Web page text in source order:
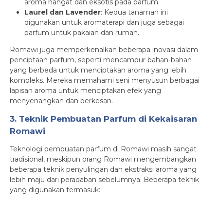
aroma hangat dan eksotis pada parfum.
Laurel dan Lavender: Kedua tanaman ini
digunakan untuk aromaterapi dan juga sebagai
parfum untuk pakaian dan rumah.
Romawi juga memperkenalkan beberapa inovasi dalam
penciptaan parfum, seperti mencampur bahan-bahan
yang berbeda untuk menciptakan aroma yang lebih
kompleks. Mereka memahami seni menyusun berbagai
lapisan aroma untuk menciptakan efek yang
menyenangkan dan berkesan.
3. Teknik Pembuatan Parfum di Kekaisaran
Romawi
Teknologi pembuatan parfum di Romawi masih sangat
tradisional, meskipun orang Romawi mengembangkan
beberapa teknik penyulingan dan ekstraksi aroma yang
lebih maju dari peradaban sebelumnya. Beberapa teknik
yang digunakan termasuk: